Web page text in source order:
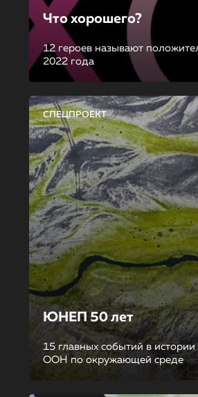
Что хорошего?
12 героев называют
2022 года
СПЕЦПРОЕКТ
ЮНЕП 50 лет
15 главных событий в
ООН по окружающей среде